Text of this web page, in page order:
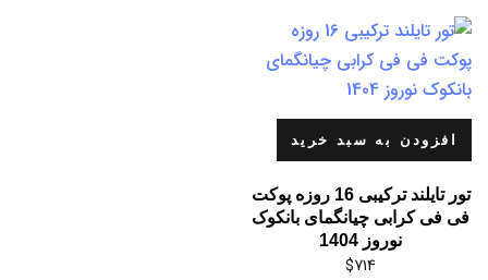
افزودن به سبد خرید
تور تایلند ترکیبی 16 روزه پوکت
فی فی کرابی چیانگمای بانکوک
نوروز 1404
$714